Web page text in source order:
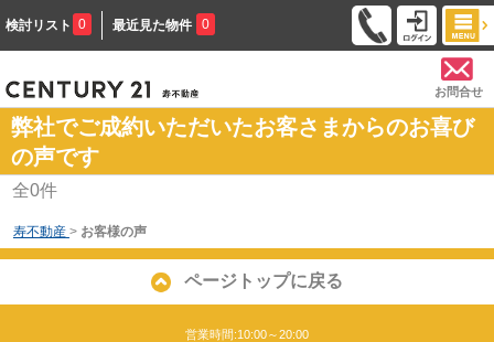
検討リスト 0 最近見た物件 0
お問合せ
弊社でご成約いただいたお客さまからのお喜び
の声です
全0件
寿不動産 > お客様の声
ページトップに戻る
営業時間:10:00～20:00